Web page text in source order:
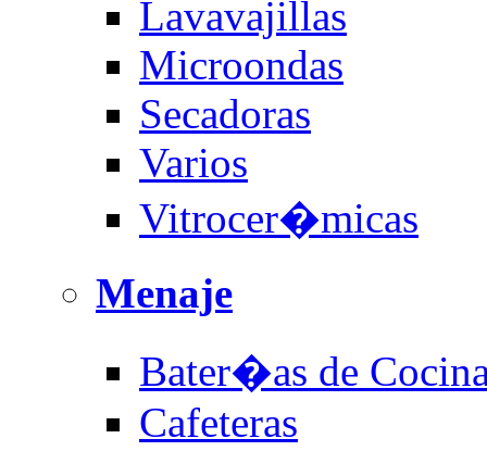
Lavavajillas
Microondas
Secadoras
Varios
Vitrocer�micas
Menaje
Bater�as de
Cafeteras